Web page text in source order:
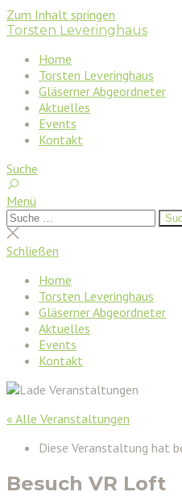
Zum Inhalt springen
Torsten Leveringhaus
Home
Torsten Leveringhaus
Gläserner Abgeordneter
Aktuelles
Events
Kontakt
Suche
Menü
Suchen
nach:
Suche
schließen
Schließen
Home
Torsten Leveringhaus
Gläserner Abgeordneter
Aktuelles
Events
Kontakt
« Alle Veranstaltungen
Diese Veranstaltung hat
Besuch VR Loft